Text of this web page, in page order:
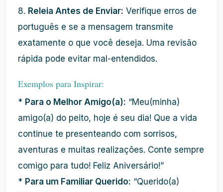
8. Releia Antes de Enviar: Verifique erros de
português e se a mensagem transmite
exatamente o que você deseja. Uma revisão
rápida pode evitar mal-entendidos.
Exemplos para Inspirar:
* Para o Melhor Amigo(a): “Meu(minha)
amigo(a) do peito, hoje é seu dia! Que a vida
continue te presenteando com sorrisos,
aventuras e muitas realizações. Conte sempre
comigo para tudo! Feliz Aniversário!”
* Para um Familiar Querido: “Querido(a)